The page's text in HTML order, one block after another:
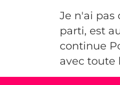
Je n'ai pas
parti, est
continue
avec toute